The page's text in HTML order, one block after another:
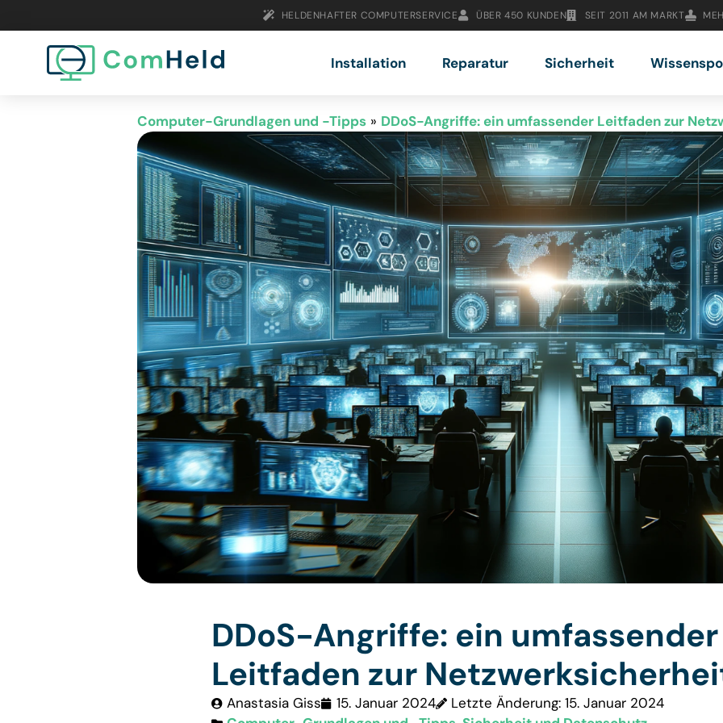
HELDENHAFTER COMPUTERSERVICE ÜBER 450 KUNDEN SEIT 2011 AM MARKT
Installation Reparatur Sicherheit
Computer-Grundlagen und -Tipps » DDoS-Angriffe: ein umfassender Leitfaden zur
DDoS-Angriffe: ein umfassender
Leitfaden zur
Anastasia Giss 15. Januar 2024
Letzte Änderung: 15. Januar 2024